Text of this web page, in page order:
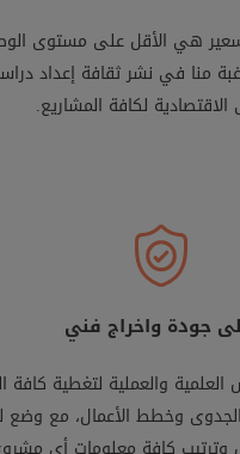
هي الأقل على مستوى
منا في نشر ثقافة إعداد
الاقتصادية لكافة المشاريع.
جودة واخراج فني
والعملية لتغطية كافة
الجدوى وخطط الأعمال، مع